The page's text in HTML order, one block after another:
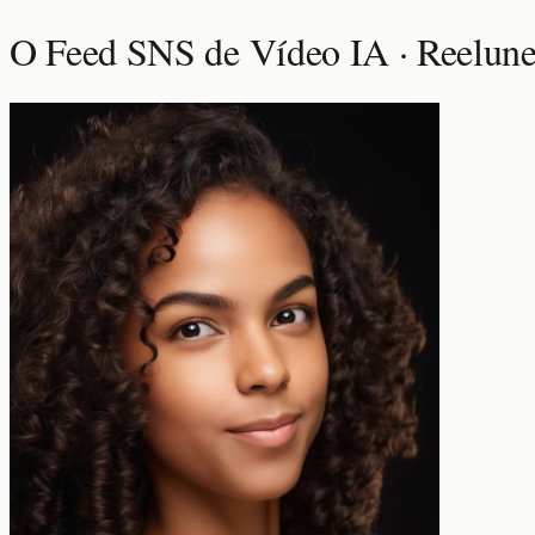
O Feed SNS de Vídeo IA ·